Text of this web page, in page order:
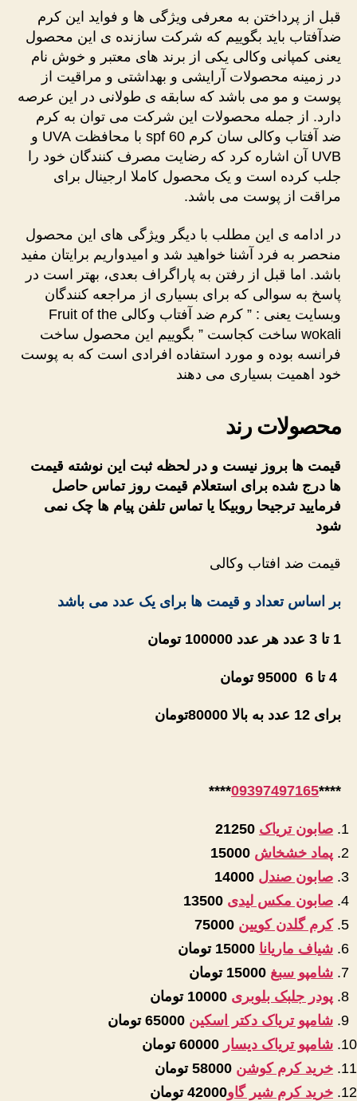
قبل از پرداختن به معرفی ویژگی ها و فواید این کرم
ضدآفتاب باید بگوییم که شرکت سازنده ی این محصول
یعنی کمپانی وکالی یکی از برند های معتبر و خوش نام
در زمینه محصولات آرایشی و بهداشتی و مراقیت از
پوست و مو می باشد که سابقه ی طولانی در این عرصه
دارد. از جمله محصولات این شرکت می توان به کرم
ضد آفتاب وکالی سان کرم spf 60 با محافظت UVA و
UVB آن اشاره کرد که رضایت مصرف کنندگان خود را
جلب کرده است و یک محصول کاملا ارجینال برای
مراقت از پوست می باشد.
در ادامه ی این مطلب با دیگر ویژگی های این محصول
منحصر به فرد آشنا خواهید شد و امیدواریم برایتان مفید
باشد. اما قبل از رفتن به پاراگراف بعدی، بهتر است در
پاسخ به سوالی که برای بسیاری از مراجعه کنندگان
وبسایت یعنی : ” کرم ضد آفتاب وکالی Fruit of the
wokali ساخت کجاست ” بگوییم این محصول ساخت
فرانسه بوده و مورد استفاده افرادی است که به پوست
خود اهمیت بسیاری می دهند
محصولات رند
قیمت ها بروز نیست و در لحظه ثبت این نوشته قیمت
ها درج شده برای استعلام قیمت روز تماس حاصل
فرمایید ترجیحا روبیکا یا تماس تلفن پیام ها چک نمی
شود
قیمت ضد افتاب وکالی
بر اساس تعداد و قیمت ها برای یک عدد می باشد
1 تا 3 عدد هر عدد 100000 تومان
برای 12 عدد به بالا 80000تومان
****
09397497165
****
صابون تریاک
پماد خشخاش
صابون صندل
صابون مکس لیدی
کرم گلدن کویین
شیاف ماریانا
شامپو سبغ
پودر جلبک بلوبری
شامپو تریاک دکتر اسکین
شامپو تریاک دیسار
خرید کرم کوشن
خرید کرم شیر گاو42000 تومان